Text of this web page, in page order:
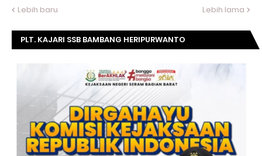
Lebih baru Lebih lama
PLT. KAJARI SSB BAMBANG HERIPURWANTO
KEJAKSAAN RI KE- 20 TAHUN.